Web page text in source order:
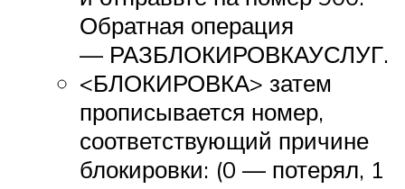
Обратная операция
— РАЗБЛОКИРОВКАУСЛУГ.
<БЛОКИРОВКА> затем
прописывается номер,
соответствующий причине
блокировки: (0 — потерял, 1